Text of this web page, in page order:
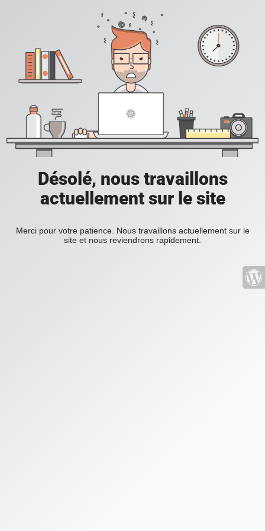
Désolé, nous travaillons
actuellement sur le site
Merci pour votre patience. Nous travaillons actuellement sur le
site et nous reviendrons rapidement.